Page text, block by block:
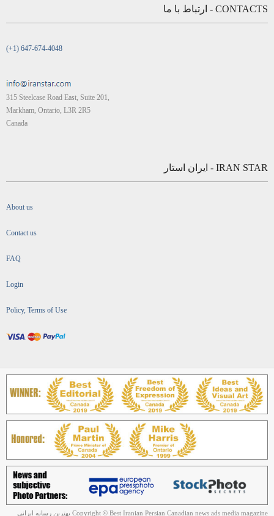
CONTACTS - ارتباط با ما
(+1) 647-674-4048
315 Steelcase Road East, Suite 201,
Markham, Ontario, L3R 2R5
Canada
IRAN STAR - ایران استار
About us
Contact us
FAQ
Login
Policy, Terms of Use
Copyright © Best Iranian Persian Canadian news ads media magazine بهترین رسانه ایرانی